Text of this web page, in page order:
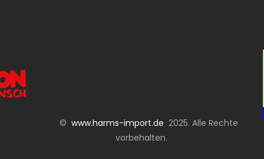
© www.harms-import.de 2025. Alle Rechte
vorbehalten.